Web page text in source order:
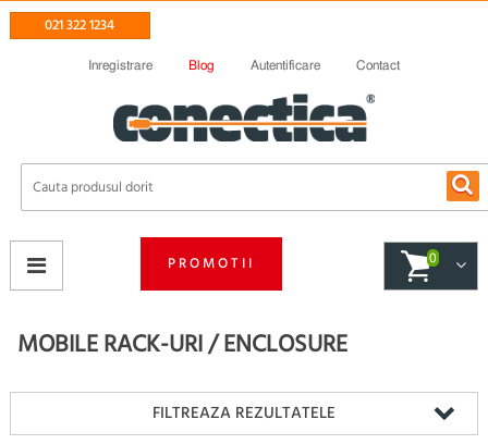
021 322 1234
Inregistrare Blog Autentificare Contact
PROMOTII 0
MOBILE RACK-URI / ENCLOSURE
FILTREAZA REZULTATELE